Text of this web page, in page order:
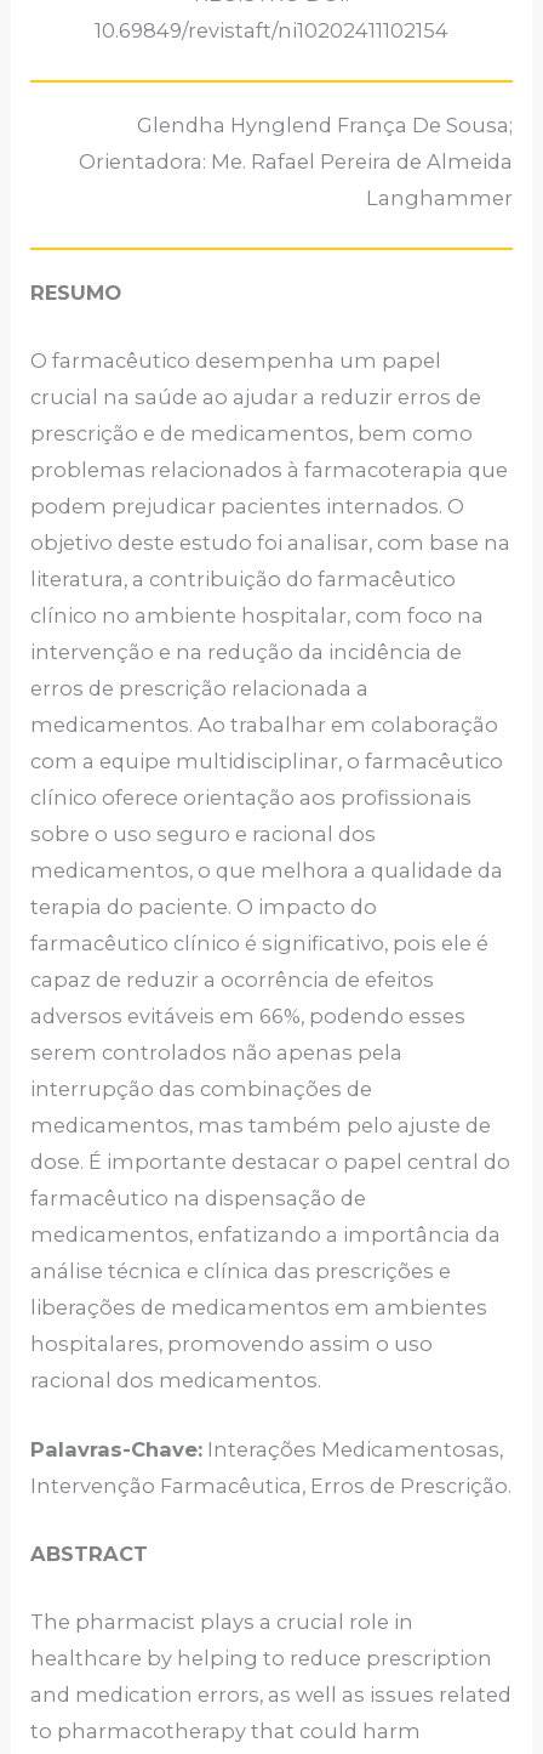
10.69849/revistaft/ni10202411102154
Glendha Hynglend França De Sousa;
Orientadora: Me. Rafael Pereira de Almeida
Langhammer
RESUMO
O farmacêutico desempenha um papel
crucial na saúde ao ajudar a reduzir erros de
prescrição e de medicamentos, bem como
problemas relacionados à farmacoterapia que
podem prejudicar pacientes internados. O
objetivo deste estudo foi analisar, com base na
literatura, a contribuição do farmacêutico
clínico no ambiente hospitalar, com foco na
intervenção e na redução da incidência de
erros de prescrição relacionada a
medicamentos. Ao trabalhar em colaboração
com a equipe multidisciplinar, o farmacêutico
clínico oferece orientação aos profissionais
sobre o uso seguro e racional dos
medicamentos, o que melhora a qualidade da
terapia do paciente. O impacto do
farmacêutico clínico é significativo, pois ele é
capaz de reduzir a ocorrência de efeitos
adversos evitáveis em 66%, podendo esses
serem controlados não apenas pela
interrupção das combinações de
medicamentos, mas também pelo ajuste de
dose. É importante destacar o papel central do
farmacêutico na dispensação de
medicamentos, enfatizando a importância da
análise técnica e clínica das prescrições e
liberações de medicamentos em ambientes
hospitalares, promovendo assim o uso
racional dos medicamentos.
Palavras-Chave: Interações Medicamentosas,
Intervenção Farmacêutica, Erros de Prescrição.
ABSTRACT
The pharmacist plays a crucial role in
healthcare by helping to reduce prescription
and medication errors, as well as issues related
to pharmacotherapy that could harm